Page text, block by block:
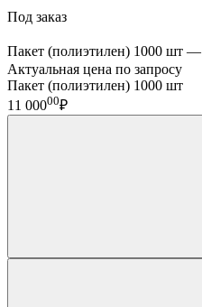
Под заказ
Пакет (полиэтилен) 1000 шт —
Актуальная цена по запросу
Пакет (полиэтилен) 1000 шт
11 00000₽